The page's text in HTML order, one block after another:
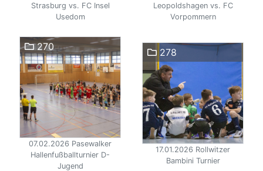
Strasburg vs. FC Insel
Usedom
Leopoldshagen vs. FC
Vorpommern
270
07.02.2026 Pasewalker
Hallenfußballturnier D-
Jugend
278
17.01.2026 Rollwitzer
Bambini Turnier